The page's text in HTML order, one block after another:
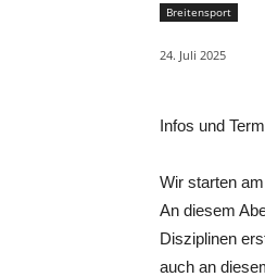
Breitensport
24. Juli 2025
Infos und
Wir starten
An diesem
Disziplinen
auch an